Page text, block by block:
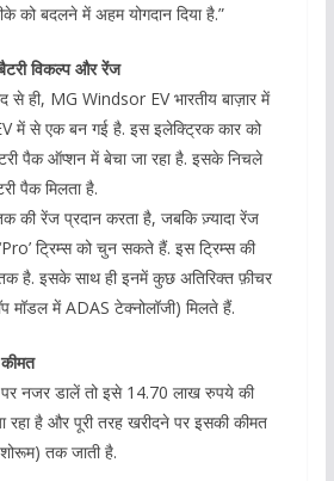
को बदलने में अहम योगदान दिया है.”
विकल्प और रेंज
से ही, MG Windsor EV भारतीय बाज़ार में
में से एक बन गई है. इस इलेक्ट्रिक कार को
पैक ऑप्शन में बेचा जा रहा है. इसके निचले
पैक मिलता है.
की रेंज प्रदान करता है, जबकि ज़्यादा रेंज
ट्रिम्स को चुन सकते हैं. इस ट्रिम्स की
है. इसके साथ ही इनमें कुछ अतिरिक्त फ़ीचर
मॉडल में ADAS टेक्नोलॉजी) मिलते हैं.
नजर डालें तो इसे 14.70 लाख रुपये की
है और पूरी तरह खरीदने पर इसकी कीमत
तक जाती है.